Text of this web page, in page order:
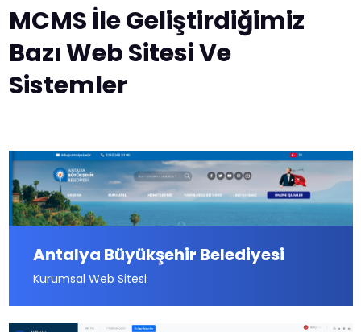
MCMS İle Geliştirdiğimiz
Bazı Web Sitesi Ve
Sistemler
Antalya Büyükşehir Belediyesi
Kurumsal Web Sitesi